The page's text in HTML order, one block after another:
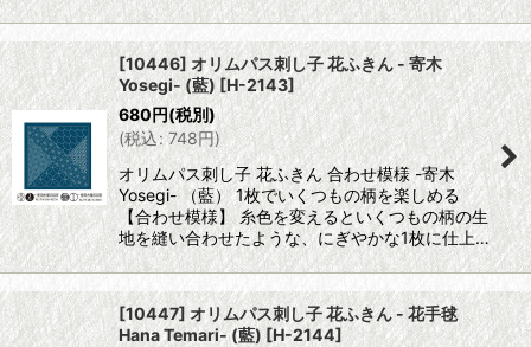
[10446] オリムパス刺し子 花ふきん - 寄木
Yosegi- (藍) [H-2143]
680円(税別)
(税込: 748円)
オリムパス刺し子 花ふきん 合わせ模様 -寄木
Yosegi- （藍） 1枚でいくつもの柄を楽しめる
【合わせ模様】 糸色を変えるといくつもの柄の生
地を縫い合わせたような、にぎやかな1枚に仕上…
[10447] オリムパス刺し子 花ふきん - 花手毬
Hana Temari- (藍)[H-2144]